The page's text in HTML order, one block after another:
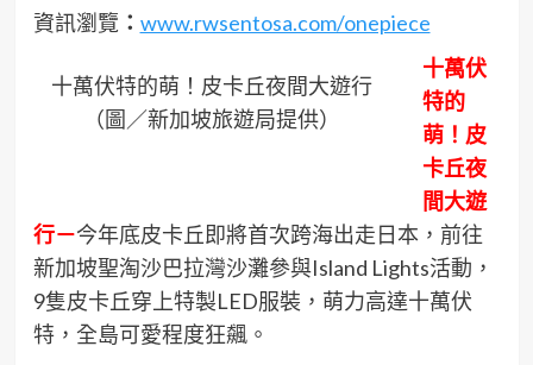
資訊瀏覽 ： www.rwsentosa.com/onepiece
十萬伏特的萌！皮卡丘夜間大遊行
（圖／新加坡旅遊局提供）
十萬伏
特的
萌！皮
卡丘夜
間大遊
行－今年底皮卡丘即將首次跨海出走日本，前往
新加坡聖淘沙巴拉灣沙灘參與Island Lights活動，
9隻皮卡丘穿上特製LED服裝，萌力高達十萬伏
特，全島可愛程度狂飆。